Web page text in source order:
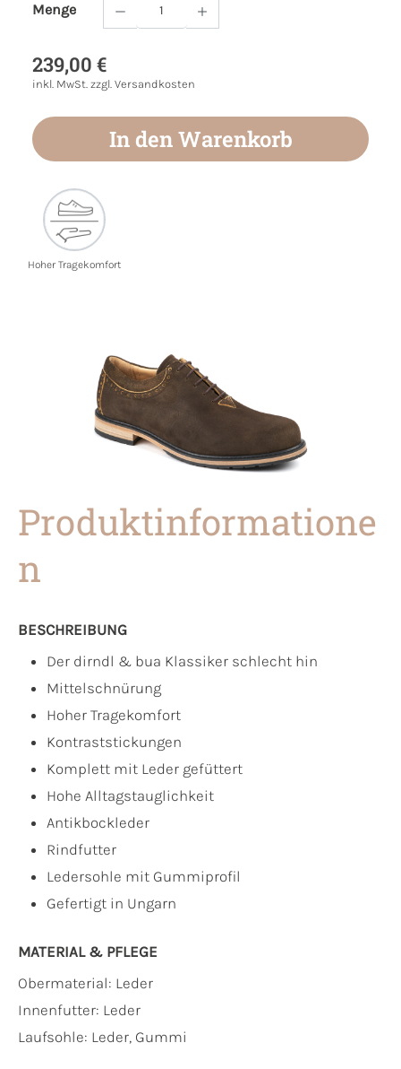
Menge
Produkt Anzahl: Gib den gewünschten
239,00 €
inkl. MwSt. zzgl. Versandkosten
In den Warenkorb
Hoher Tragekomfort
Produktinformatione
n
BESCHREIBUNG
Der dirndl & bua Klassiker schlecht hin
Mittelschnürung
Hoher Tragekomfort
Kontraststickungen
Komplett mit Leder gefüttert
Hohe Alltagstauglichkeit
Antikbockleder
Rindfutter
Ledersohle mit Gummiprofil
Gefertigt in Ungarn
MATERIAL & PFLEGE
Obermaterial: Leder
Innenfutter: Leder
Laufsohle: Leder, Gummi